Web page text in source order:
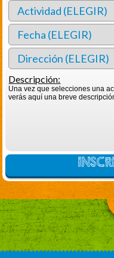
Descripción:
Una vez que selecciones una
verás aquí una breve